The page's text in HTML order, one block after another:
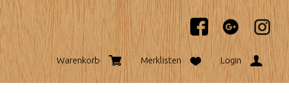
Warenkorb Merklisten Login